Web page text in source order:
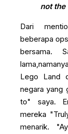
not the
Dari
beberapa
bersama.
Lego Land
negara yang
to" saya.
mereka
menarik.